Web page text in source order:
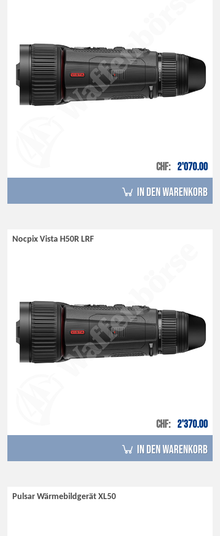
CHF 2'070.00
in den Warenkorb
Nocpix Vista H50R LRF
CHF 2'370.00
in den Warenkorb
Pulsar Wärmebildgerät XL50